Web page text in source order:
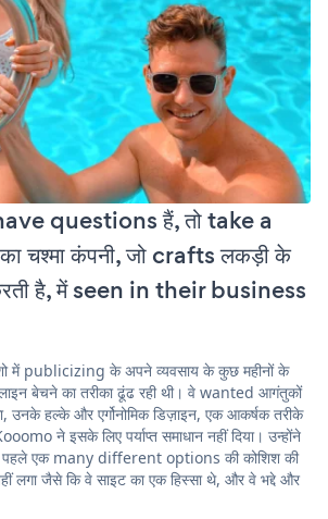
questions हैं, तो take a
चश्मा कंपनी, जो crafts लकड़ी के
करती है, में seen in their business
में publicizing के अपने व्यवसाय के कुछ महीनों के
बेचने का तरीका ढूंढ रही थी। वे wanted आगंतुकों
उनके हल्के और एर्गोनोमिक डिज़ाइन, एक आकर्षक तरीके
ने इसके लिए पर्याप्त समाधान नहीं दिया। उन्होंने
एक many different options की कोशिश की
लगा जैसे कि वे साइट का एक हिस्सा थे, और वे भद्दे और